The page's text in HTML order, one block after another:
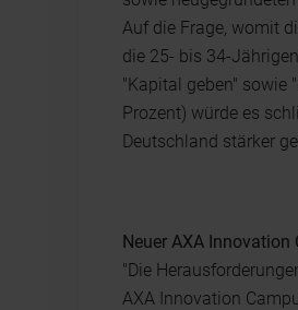
Auf die Frage, womit
die 25- bis 34-
"Kapital geben" sowie
Prozent) würde es
Deutschland stärker
Neuer AXA
"Die
AXA Innovation